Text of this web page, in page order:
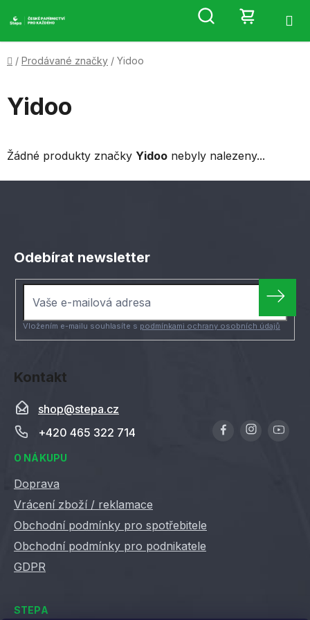
na
Hledat
KOŠÍK
Domů
/ Prodávané značky / Yidoo
Yidoo
Žádné produkty značky Yidoo nebyly nalezeny...
Kontakt
shop@stepa.cz
+420 465 322 714
O NÁKUPU
Doprava
Vrácení zboží / reklamace
Obchodní podmínky pro spotřebitele
Obchodní podmínky pro podnikatele
GDPR
STEPA
Odebírat newsletter
Vložením e-mailu souhlasíte s podmínkami ochrany osobních údajů